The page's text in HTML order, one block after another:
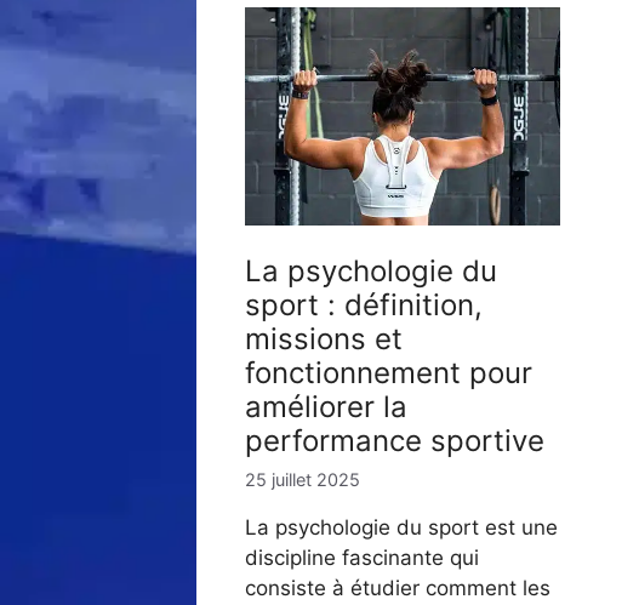
La psychologie du
sport : définition,
missions et
fonctionnement pour
améliorer la
performance sportive
25 juillet 2025
La psychologie du sport est une
discipline fascinante qui
consiste à étudier comment les